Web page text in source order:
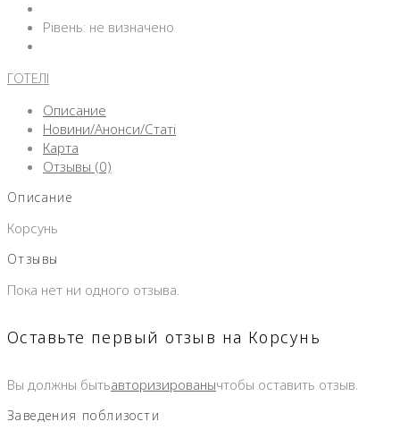
Рівень: не визначено
ГОТЕЛІ
Описание
Новини/Анонси/Статі
Карта
Отзывы (0)
Описание
Корсунь
Отзывы
Пока нет ни одного отзыва.
Оставьте первый отзыв на Корсунь
Вы должны бытьавторизированычтобы оставить отзыв.
Заведения поблизости